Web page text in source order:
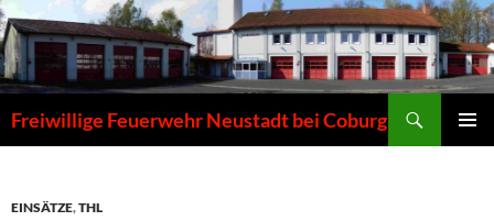
Zum
Inhalt
springen
Freiwillige Feuerwehr Neustadt bei Coburg
EINSÄTZE,THL